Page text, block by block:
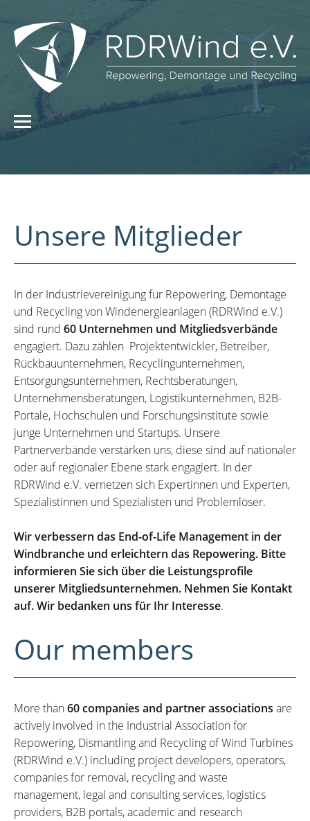
Unsere Mitglieder
In der Industrievereinigung für Repowering, Demontage
und Recycling von Windenergieanlagen (RDRWind e.V.)
sind rund 60 Unternehmen und Mitgliedsverbände
engagiert. Dazu zählen Projektentwickler, Betreiber,
Rückbauunternehmen, Recyclingunternehmen,
Entsorgungsunternehmen, Rechtsberatungen,
Unternehmensberatungen, Logistikunternehmen, B2B-
Portale, Hochschulen und Forschungsinstitute sowie
junge Unternehmen und Startups. Unsere
Partnerverbände verstärken uns, diese sind auf nationaler
oder auf regionaler Ebene stark engagiert. In der
RDRWind e.V. vernetzen sich Expertinnen und Experten,
Spezialistinnen und Spezialisten und Problemlöser.
Wir verbessern das End-of-Life Management in der
Windbranche und erleichtern das Repowering. Bitte
informieren Sie sich über die Leistungsprofile
unserer Mitgliedsunternehmen. Nehmen Sie Kontakt
auf. Wir bedanken uns für Ihr Interesse.
Our members
More than60 companies and partner associations are
actively involved in the Industrial Association for
Repowering, Dismantling and Recycling of Wind Turbines
(RDRWind e.V.) including project developers, operators,
companies for removal, recycling and waste
management, legal and consulting services, logistics
providers, B2B portals, academic and research